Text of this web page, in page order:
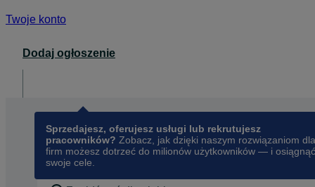
Twoje konto
Dodaj ogłoszenie
Sprzedajesz, oferujesz usługi lub rekrutujesz
pracowników? Zobacz, jak dzięki naszym rozwiązaniom dla
firm możesz dotrzeć do milionów użytkowników — i osiągnąć
swoje cele.